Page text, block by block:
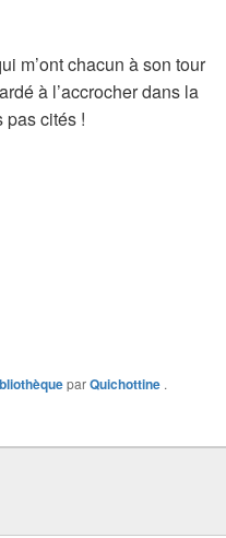
m’ont chacun à son tour
à l’accrocher dans la
pas cités !
parQuichottine .